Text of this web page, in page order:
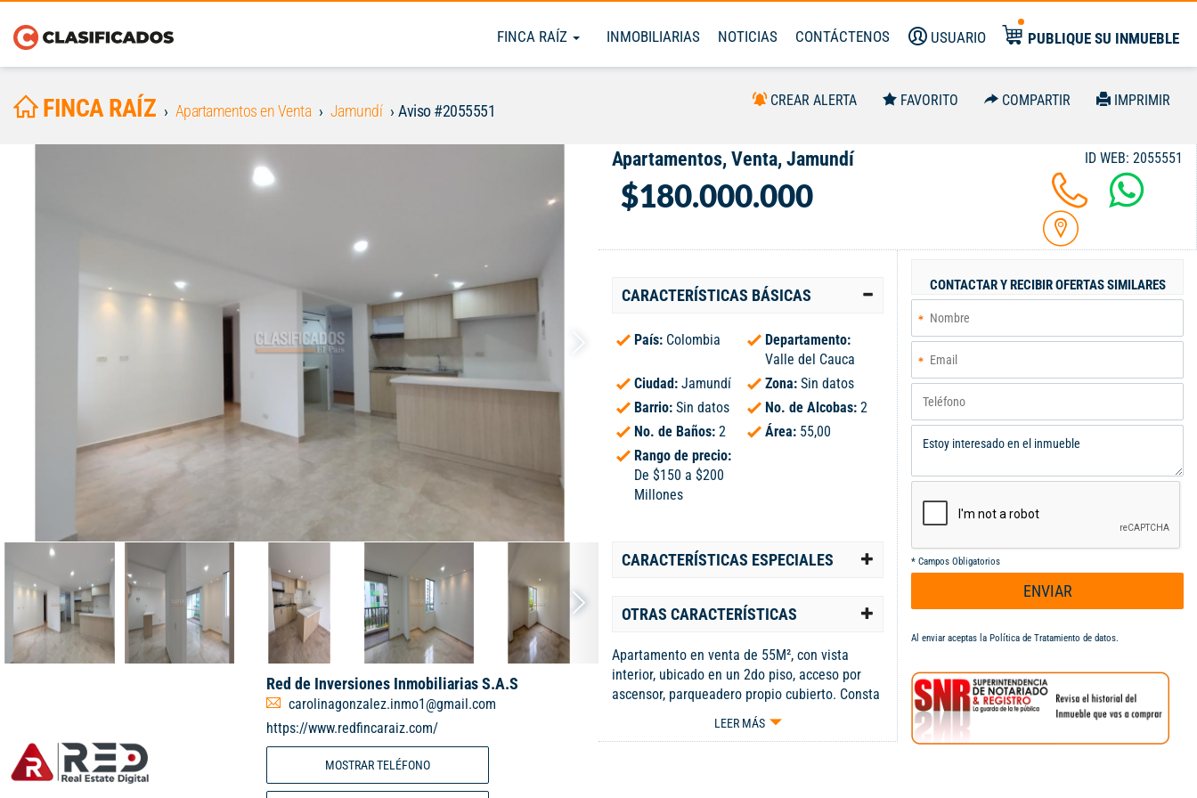
FINCA RAÍZ INMOBILIARIAS NOTICIAS CONTÁCTENOS USUARIO PUBLIQUE SU INMUEBLE
FINCA RAÍZ Apartamentos en Venta Jamundí Aviso #2055551
CREAR ALERTA FAVORITO COMPARTIR IMPRIMIR
Red de Inversiones Inmobiliarias S.A.S
carolinagonzalez.inmo1@gmail.com
https://www.redfincaraiz.com/
MOSTRAR TELÉFONO
Apartamentos, Venta, Jamundí
$180.000.000
ID WEB: 2055551
CARACTERÍSTICAS BÁSICAS
País: Colombia
Departamento:
Valle del Cauca
Ciudad: Jamundí Zona: Sin datos
Barrio: Sin datos No. de Alcobas: 2
No. de Baños: 2 Área: 55,00
Rango de precio:
De $150 a $200
Millones
CARACTERÍSTICAS ESPECIALES
OTRAS CARACTERÍSTICAS
Apartamento en venta de 55M², con vista
interior, ubicado en un 2do piso, acceso por
ascensor, parqueadero propio cubierto. Consta
de 2 habitaciones, 2 baños, sala comedor,
cocina integral y zona de lavandería. Tiene
LEER MÁS
CONTACTAR Y RECIBIR OFERTAS SIMILARES
* Campos Obligatorios
ENVIAR
Al enviar aceptas la Política de Tratamiento de datos.